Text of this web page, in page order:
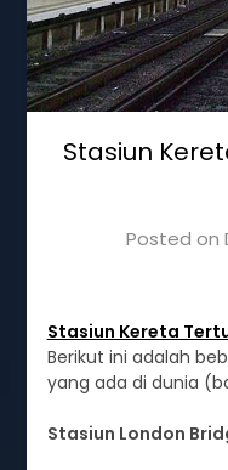
Stasiun
Posted on
Stasiun Kereta
Berikut ini adalah
yang ada di dunia
Stasiun London